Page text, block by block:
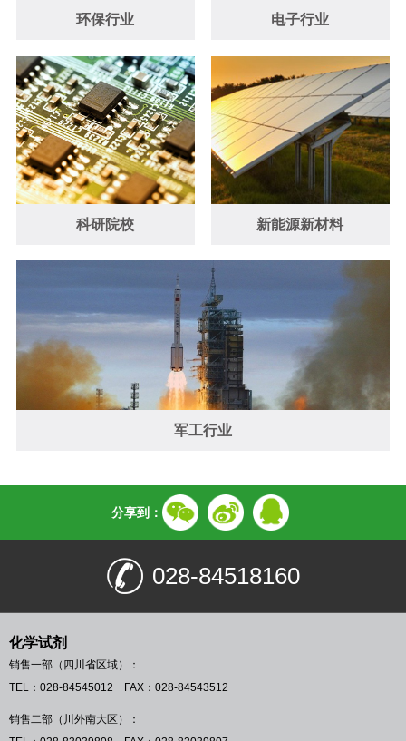
环保行业 电子行业
科研院校 新能源新材料
军工行业
分享到：
028-84518160
化学试剂
销售一部（四川省区域）：
TEL：028-84545012 FAX：028-84543512
销售二部（川外南大区）：